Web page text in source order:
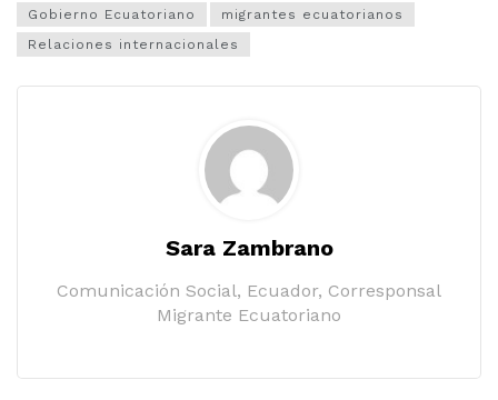
Gobierno Ecuatoriano
migrantes ecuatorianos
Relaciones internacionales
Sara Zambrano
Comunicación Social, Ecuador, Corresponsal
Migrante Ecuatoriano